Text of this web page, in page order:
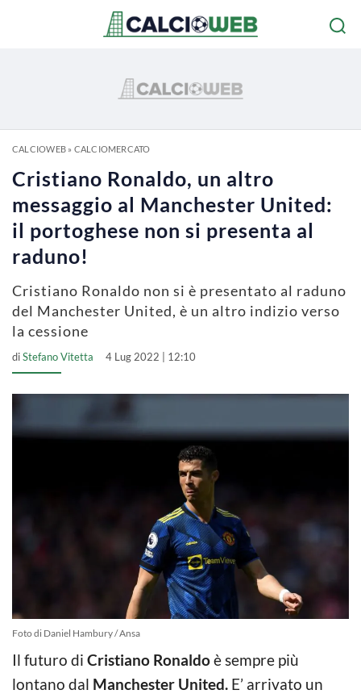
CALCIOWEB» CALCIOMERCATO
Cristiano Ronaldo, un altro
messaggio al Manchester United:
il portoghese non si presenta al
raduno!
Cristiano Ronaldo non si è presentato al raduno
del Manchester United, è un altro indizio verso
la cessione
diStefano Vitetta 4 Lug 2022 | 12:10
Foto di Daniel Hambury / Ansa
Il futuro di Cristiano Ronaldoè sempre più
lontano dal Manchester United. E’ arrivato un